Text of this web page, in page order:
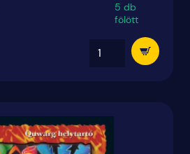
5 db
fölött